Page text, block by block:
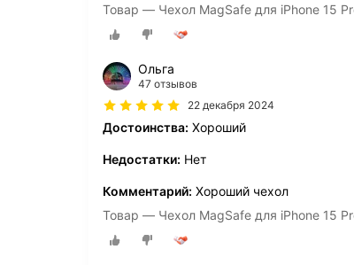
Товар — Чехол MagSafe для iPhone 15
Ольга
47 отзывов
22 декабря 2024
Достоинства: Хороший
Недостатки: Нет
Комментарий: Хороший чехол
Товар — Чехол MagSafe для iPhone 15